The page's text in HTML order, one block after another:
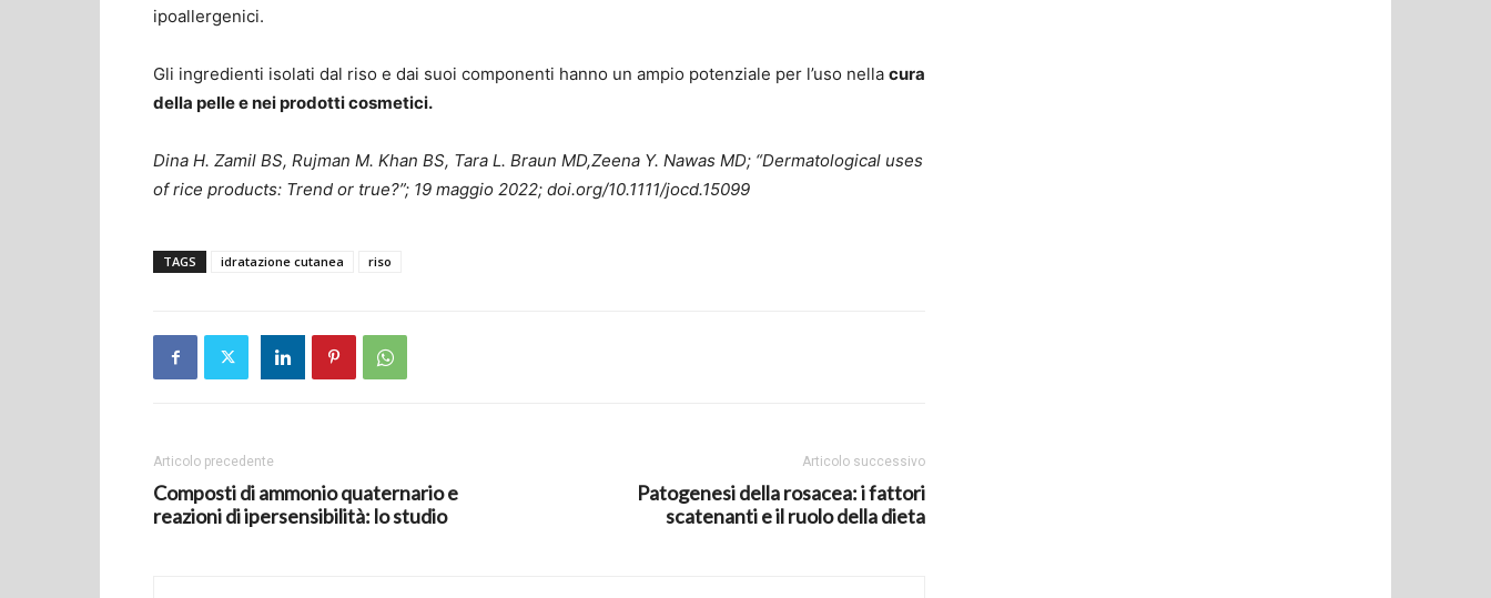
ipoallergenici.
Gli ingredienti isolati dal riso e dai suoi componenti hanno un ampio potenziale per l’uso nella cura
della pelle e nei prodotti cosmetici.
Dina H. Zamil BS, Rujman M. Khan BS, Tara L. Braun MD,Zeena Y. Nawas MD; “Dermatological uses
of rice products: Trend or true?”; 19 maggio 2022; doi.org/10.1111/jocd.15099
TAGS idratazione cutanea riso
Articolo precedente
Composti di ammonio quaternario e
reazioni di ipersensibilità: lo studio
Articolo successivo
Patogenesi della rosacea: i fattori
scatenanti e il ruolo della dieta